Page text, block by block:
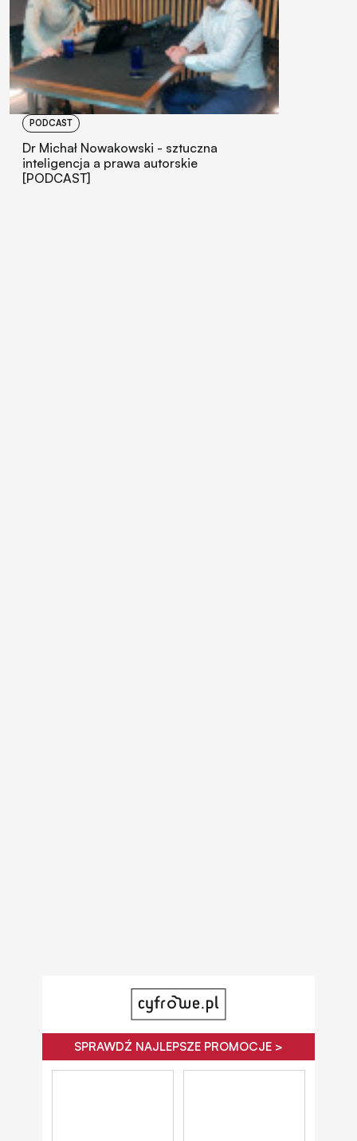
PODCAST
Dr Michał Nowakowski - sztuczna
inteligencja a prawa autorskie
[PODCAST]
SPRAWDŹ NAJLEPSZE PROMOCJE >